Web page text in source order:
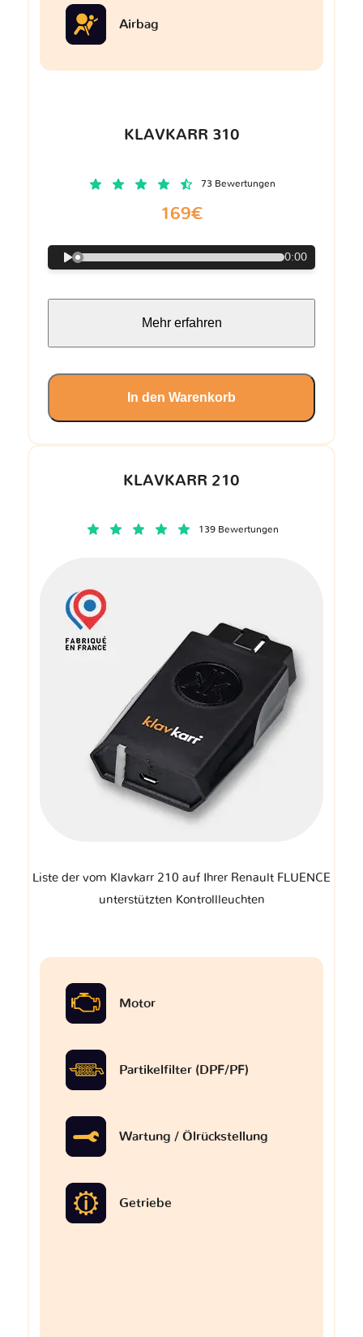
KLAVKARR 210
139 Bewertungen
Liste der vom Klavkarr 210 auf Ihrer Renault FLUENCE
unterstützten Kontrollleuchten
Motor
Partikelfilter (DPF/PF)
Wartung / Ölrückstellung
Getriebe
Airbag
KLAVKARR 310
73 Bewertungen
169€
0:00
Mehr erfahren
In den Warenkorb